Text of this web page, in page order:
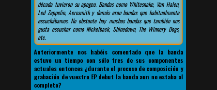
década tuvieron su apogeo. Bandas como Whitesnake, Van Halen,
Led Zeppelin, Aerosmith y demás eran bandas que habitualmente
escuchábamos. No obstante hay muchas bandas que también nos
gusta escuchar como Nickelback, Shinedown, The Winnery Dogs,
etc.
Anteriormente nos habéis comentado que la banda
estuvo un tiempo con sólo tres de sus componentes
actuales entonces ¿durante el proceso de composición y
grabación de vuestro EP debut la banda aun no estaba al
completo?